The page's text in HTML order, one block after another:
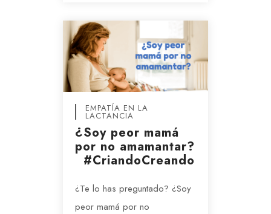
EMPATÍA EN LA
LACTANCIA
¿Soy peor mamá
por no amamantar?
#CriandoCreando
¿Te lo has preguntado? ¿Soy
peor mamá por no